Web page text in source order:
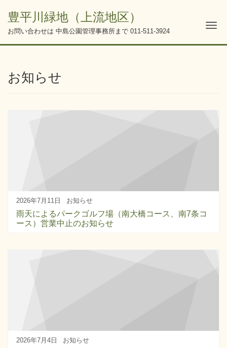
豊平川緑地（上流地区）
お問い合わせは 中島公園管理事務所まで 011-511-3924
お知らせ
2026年7月11日 お知らせ
雨天によるパークゴルフ場（南大橋コース、南7条コ
ース）営業中止のお知らせ
2026年7月4日 お知らせ